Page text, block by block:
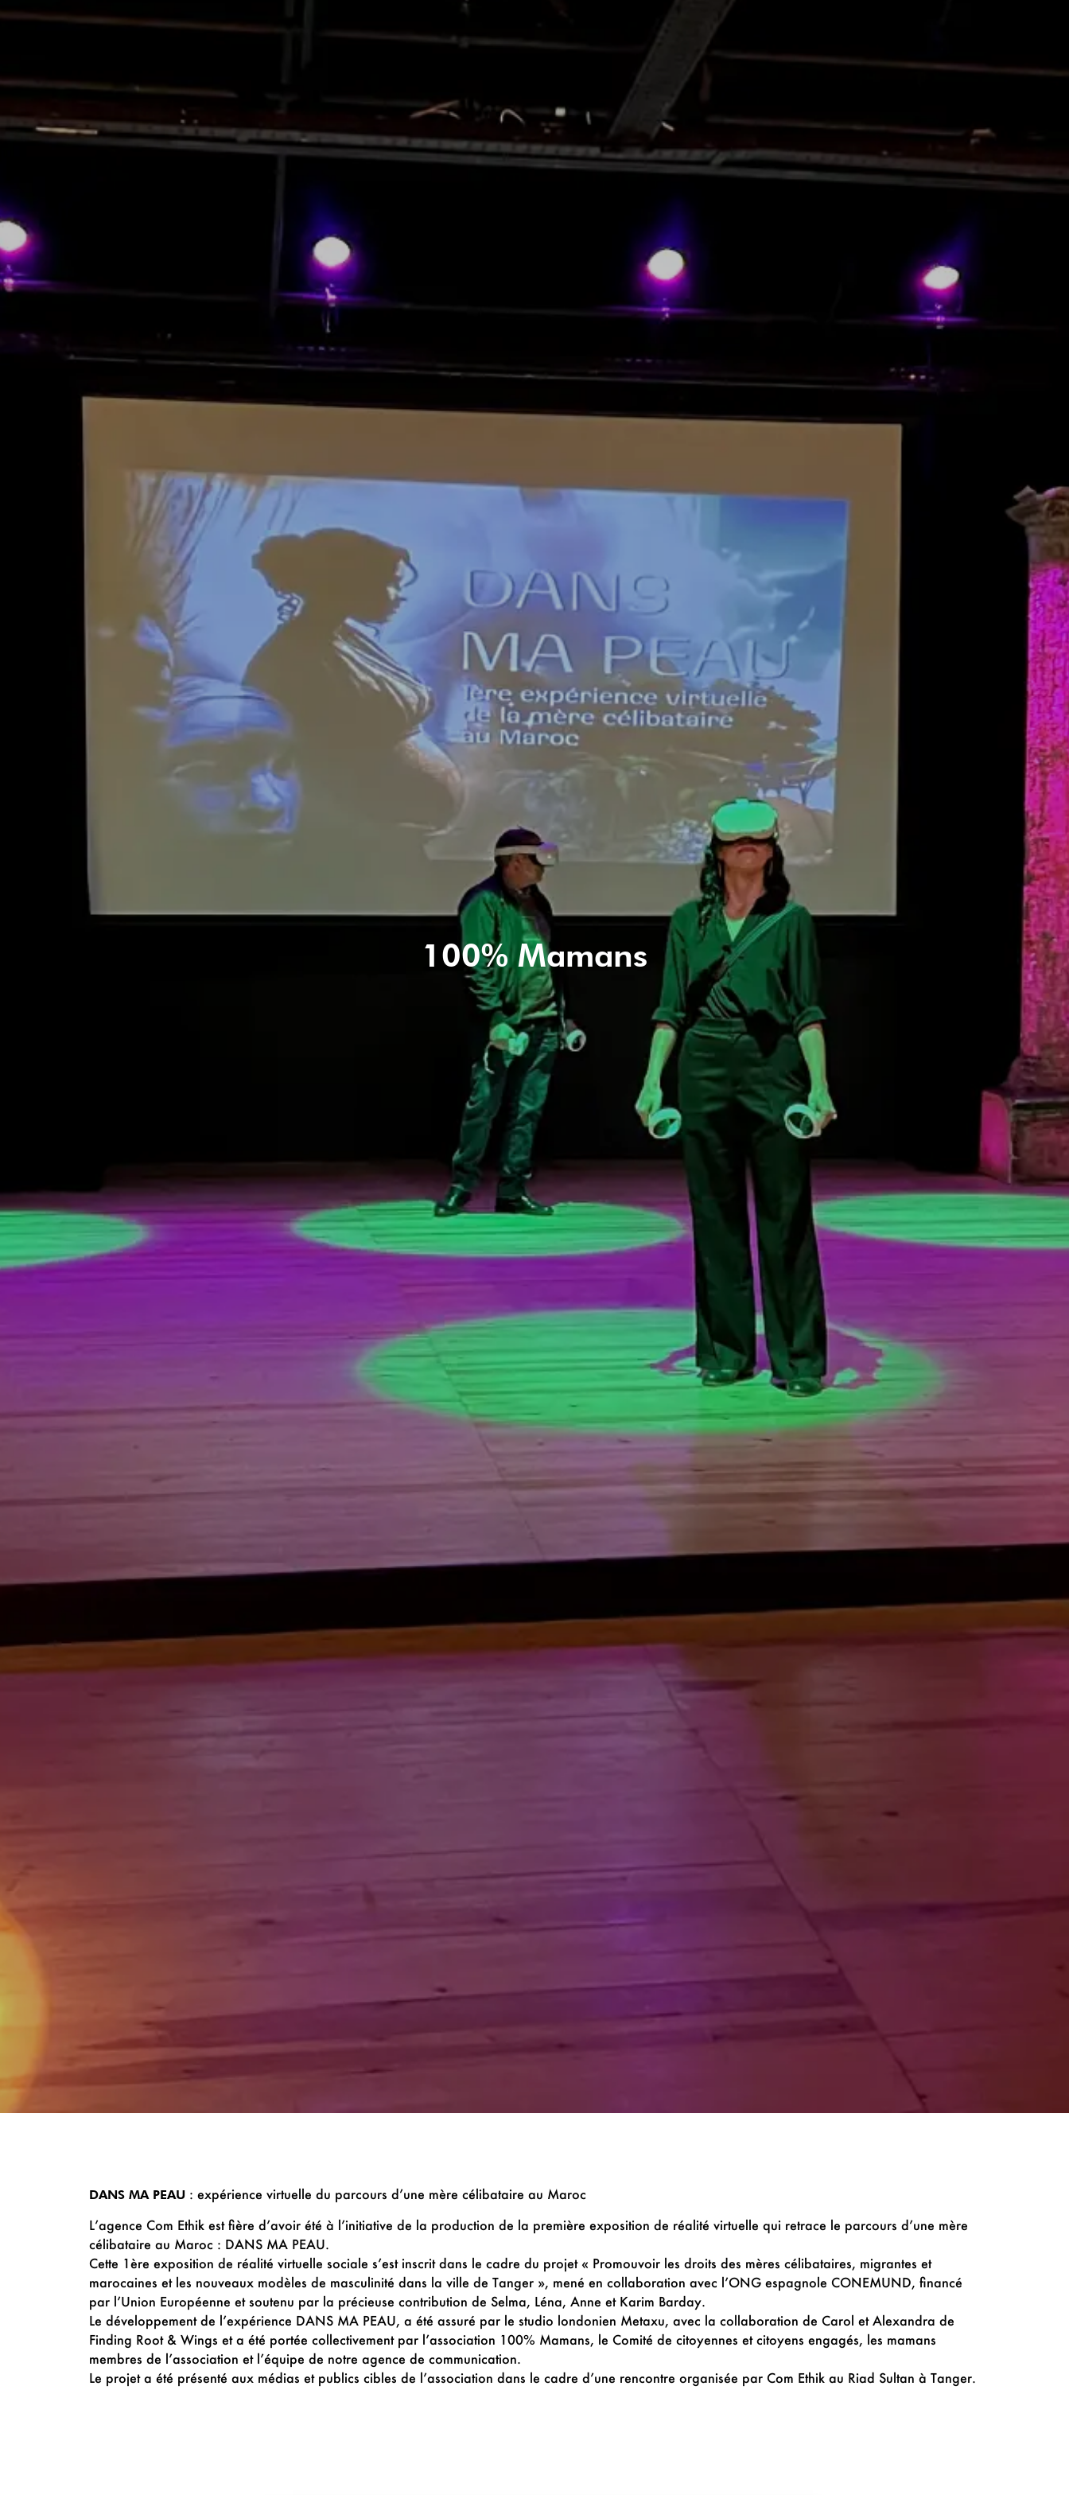
100% Mamans
DANS MA PEAU : expérience virtuelle du parcours d’une mère célibataire au Maroc
L’agence Com Ethik est fière d’avoir été à l’initiative de la production de la première exposition de réalité virtuelle qui retrace le parcours d’une mère
célibataire au Maroc : DANS MA PEAU.
Cette 1ère exposition de réalité virtuelle sociale s’est inscrit dans le cadre du projet « Promouvoir les droits des mères célibataires, migrantes et
marocaines et les nouveaux modèles de masculinité dans la ville de Tanger », mené en collaboration avec l’ONG espagnole CONEMUND, financé
par l’Union Européenne et soutenu par la précieuse contribution de Selma, Léna, Anne et Karim Barday.
Le développement de l’expérience DANS MA PEAU, a été assuré par le studio londonien Metaxu, avec la collaboration de Carol et Alexandra de
Finding Root & Wings et a été portée collectivement par l’association 100% Mamans, le Comité de citoyennes et citoyens engagés, les mamans
membres de l’association et l’équipe de notre agence de communication.
Le projet a été présenté aux médias et publics cibles de l’association dans le cadre d’une rencontre organisée par Com Ethik au Riad Sultan à Tanger.